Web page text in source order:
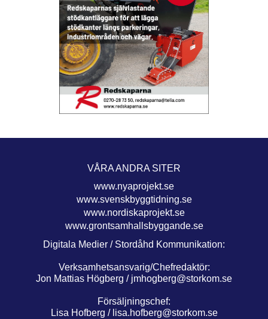
VÅRA ANDRA SITER
www.nyaprojekt.se
www.svenskbyggtidning.se
www.nordiskaprojekt.se
www.grontsamhallsbyggande.se
Digitala Medier / Stordåhd Kommunikation:
Verksamhetsansvarig/Chefredaktör:
Jon Mattias Högberg / jmhogberg@storkom.se
Försäljningschef:
Lisa Hofberg / lisa.hofberg@storkom.se